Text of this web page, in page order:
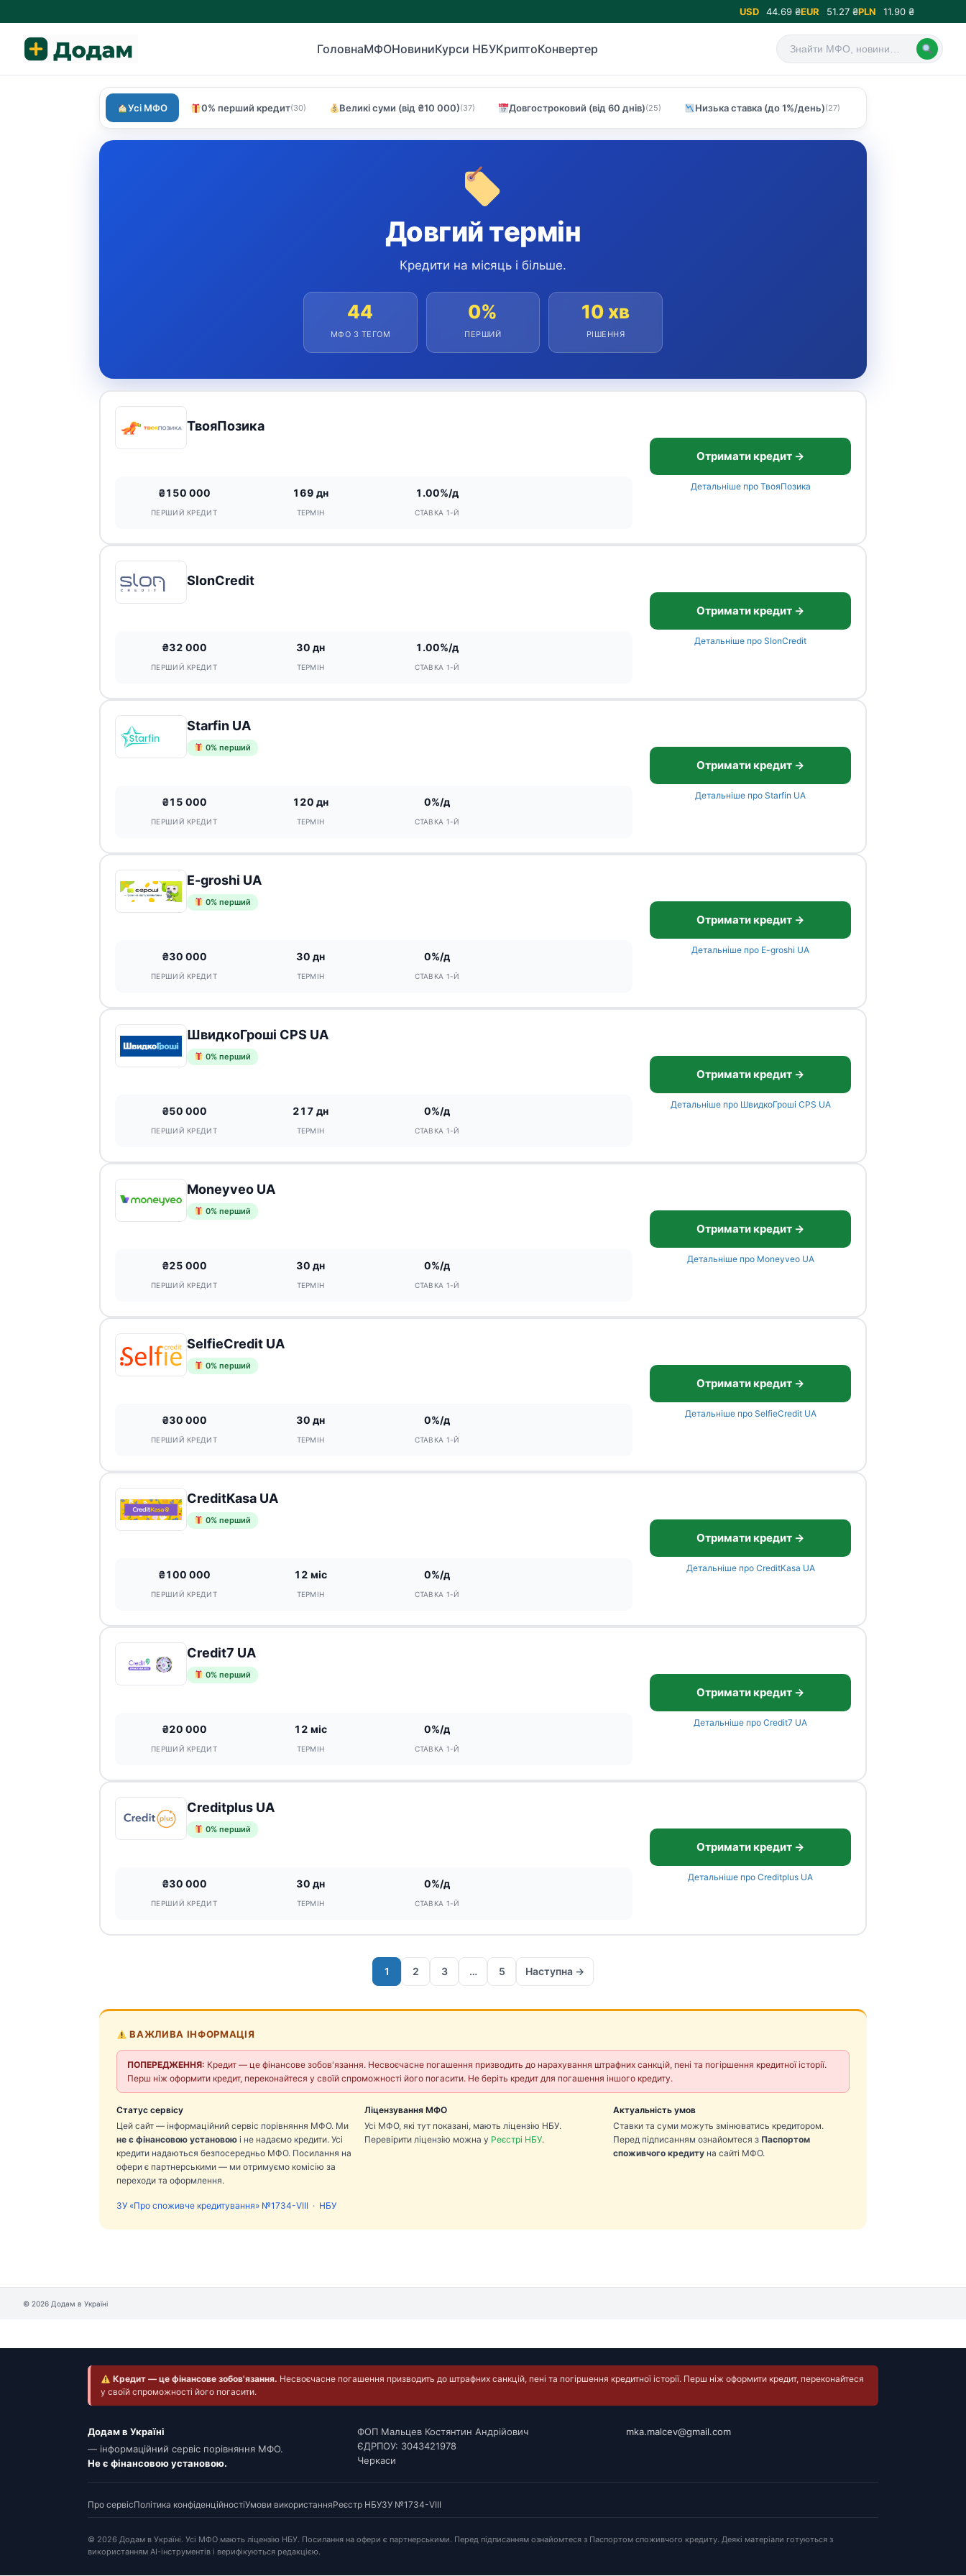
USD 44.69 ₴EUR 51.27 ₴PLN 11.90 ₴
ГоловнаМФОНовиниКурси НБУКриптоКонвертер
Усі МФО 0% перший кредит(30) Великі суми (від ₴10 000)(37) Довгостроковий (від 60 днів)(25) Низька ставка (до 1%/день)(27)
Довгий термін
Кредити на місяць і більше.
44
МФО З ТЕГОМ
0%
ПЕРШИЙ
10 хв
РІШЕННЯ
ТвояПозика
₴150 000
ПЕРШИЙ КРЕДИТ
169 дн
ТЕРМІН
1.00%/д
СТАВКА 1-Й
Отримати кредит →
Детальніше про ТвояПозика
SlonCredit
₴32 000
ПЕРШИЙ КРЕДИТ
30 дн
ТЕРМІН
1.00%/д
СТАВКА 1-Й
Отримати кредит →
Детальніше про SlonCredit
Starfin UA
0% перший
₴15 000
ПЕРШИЙ КРЕДИТ
120 дн
ТЕРМІН
0%/д
СТАВКА 1-Й
Отримати кредит →
Детальніше про Starfin UA
E-groshi UA
0% перший
₴30 000
ПЕРШИЙ КРЕДИТ
30 дн
ТЕРМІН
0%/д
СТАВКА 1-Й
Отримати кредит →
Детальніше про E-groshi UA
ШвидкоГроші CPS UA
0% перший
₴50 000
ПЕРШИЙ КРЕДИТ
217 дн
ТЕРМІН
0%/д
СТАВКА 1-Й
Отримати кредит →
Детальніше про ШвидкоГроші CPS UA
Moneyveo UA
0% перший
₴25 000
ПЕРШИЙ КРЕДИТ
30 дн
ТЕРМІН
0%/д
СТАВКА 1-Й
Отримати кредит →
Детальніше про Moneyveo UA
SelfieCredit UA
0% перший
₴30 000
ПЕРШИЙ КРЕДИТ
30 дн
ТЕРМІН
0%/д
СТАВКА 1-Й
Отримати кредит →
Детальніше про SelfieCredit UA
CreditKasa UA
0% перший
₴100 000
ПЕРШИЙ КРЕДИТ
12 міс
ТЕРМІН
0%/д
СТАВКА 1-Й
Отримати кредит →
Детальніше про CreditKasa UA
Credit7 UA
0% перший
₴20 000
ПЕРШИЙ КРЕДИТ
12 міс
ТЕРМІН
0%/д
СТАВКА 1-Й
Отримати кредит →
Детальніше про Credit7 UA
Creditplus UA
0% перший
₴30 000
ПЕРШИЙ КРЕДИТ
30 дн
ТЕРМІН
0%/д
СТАВКА 1-Й
Отримати кредит →
Детальніше про Creditplus UA
1 2 3 … 5 Наступна →
ВАЖЛИВА ІНФОРМАЦІЯ
ПОПЕРЕДЖЕННЯ: Кредит — це фінансове зобов'язання. Несвоєчасне погашення призводить до нарахування штрафних санкцій, пені та погіршення кредитної історії.
Перш ніж оформити кредит, переконайтеся у своїй спроможності його погасити. Не беріть кредит для погашення іншого кредиту.
Статус сервісу
Цей сайт — інформаційний сервіс порівняння МФО. Ми
не є фінансовою установою і не надаємо кредити. Усі
кредити надаються безпосередньо МФО. Посилання на
офери є партнерськими — ми отримуємо комісію за
переходи та оформлення.
Ліцензування МФО
Усі МФО, які тут показані, мають ліцензію НБУ.
Перевірити ліцензію можна у Реєстрі НБУ.
Актуальність умов
Ставки та суми можуть змінюватись кредитором.
Перед підписанням ознайомтеся з Паспортом
споживчого кредитуна сайті МФО.
ЗУ «Про споживче кредитування» №1734-VIII · НБУ
© 2026 Додам в Україні
Кредит — це фінансове зобов'язання. Несвоєчасне погашення призводить до штрафних санкцій, пені та погіршення кредитної історії. Перш ніж оформити кредит, переконайтеся
у своїй спроможності його погасити.
Додам в Україні
— інформаційний сервіс порівняння МФО.
Не є фінансовою установою.
ФОП Мальцев Костянтин Андрійович
ЄДРПОУ: 3043421978
Черкаси
mka.malcev@gmail.com
Про сервісПолітика конфіденційностіУмови використанняРеєстр НБУЗУ №1734-VIII
© 2026 Додам в Україні. Усі МФО мають ліцензію НБУ. Посилання на офери є партнерськими. Перед підписанням ознайомтеся з Паспортом споживчого кредиту. Деякі матеріали готуються з
використанням AI-інструментів і верифікуються редакцією.